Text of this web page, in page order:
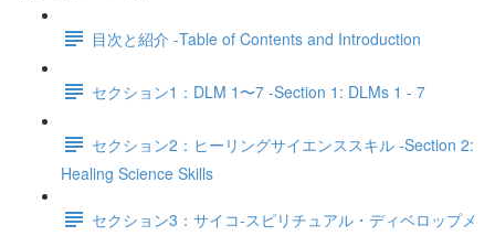
目次と紹介 -Table of Contents and Introduction
セクション1：DLM 1〜7 -Section 1: DLMs 1 - 7
セクション2：ヒーリングサイエンススキル -Section 2:
Healing Science Skills
セクション3：サイコ‐スピリチュアル・ディベロップメ